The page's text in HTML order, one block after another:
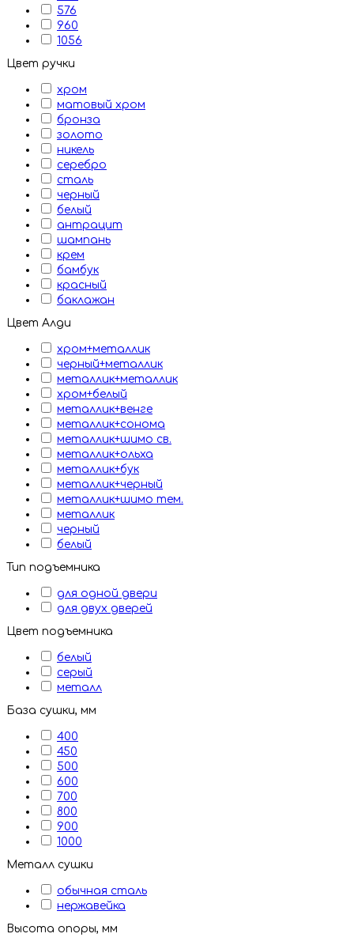
576
960
1056
Цвет ручки
хром
матовый хром
бронза
золото
никель
серебро
сталь
черный
белый
антрацит
шампань
крем
бамбук
красный
баклажан
Цвет Алди
хром+металлик
черный+металлик
металлик+металлик
хром+белый
металлик+венге
металлик+сонома
металлик+шимо св.
металлик+ольха
металлик+бук
металлик+черный
металлик+шимо тем.
металлик
черный
белый
Тип подъемника
для одной двери
для двух дверей
Цвет подъемника
белый
серый
металл
База сушки, мм
400
450
500
600
700
800
900
1000
Металл сушки
обычная сталь
нержавейка
Высота опоры, мм